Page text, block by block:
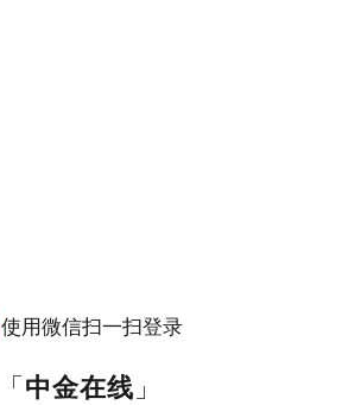
使用微信扫一扫登录
「中金在线 」